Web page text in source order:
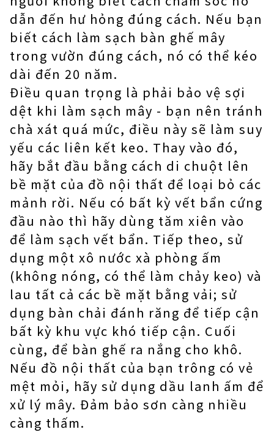
dẫn đến hư hỏng đúng cách. Nếu bạn
biết cách làm sạch bàn ghế mây
trong vườn đúng cách, nó có thể kéo
dài đến 20 năm.
Điều quan trọng là phải bảo vệ sợi
dệt khi làm sạch mây - bạn nên tránh
chà xát quá mức, điều này sẽ làm suy
yếu các liên kết keo. Thay vào đó,
hãy bắt đầu bằng cách di chuột lên
bề mặt của đồ nội thất để loại bỏ các
mảnh rời. Nếu có bất kỳ vết bẩn cứng
đầu nào thì hãy dùng tăm xiên vào
để làm sạch vết bẩn. Tiếp theo, sử
dụng một xô nước xà phòng ấm
(không nóng, có thể làm chảy keo) và
lau tất cả các bề mặt bằng vải; sử
dụng bàn chải đánh răng để tiếp cận
bất kỳ khu vực khó tiếp cận. Cuối
cùng, để bàn ghế ra nắng cho khô.
Nếu đồ nội thất của bạn trông có vẻ
mệt mỏi, hãy sử dụng dầu lanh ấm để
xử lý mây. Đảm bảo sơn càng nhiều
càng thấm.